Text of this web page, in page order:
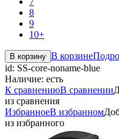
8
9
10+
В корзину В корзине
id: SS-core-noname-blue
Наличие: есть
К сравнениюВ сравнении
из сравнения
ИзбранноеВ избранном
из избранного